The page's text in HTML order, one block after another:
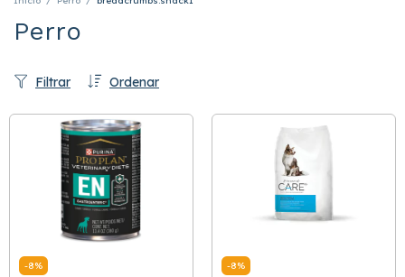
Perro
Ordenar
Filtrar
-8% -8%